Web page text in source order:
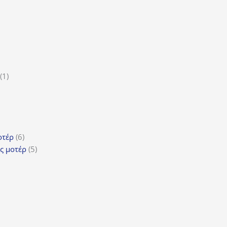
11
66
προϊόντα
μοτέρ 55